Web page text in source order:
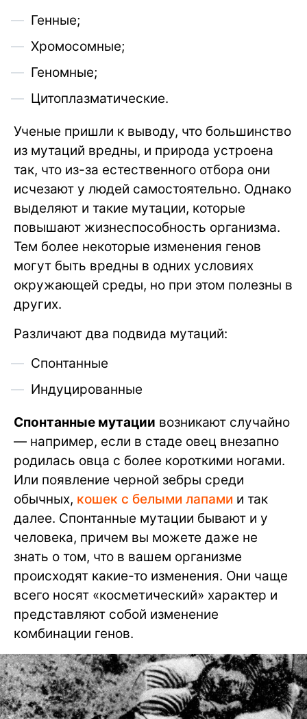
Генные;
Хромосомные;
Геномные;
Цитоплазматические.
Ученые пришли к выводу, что большинство
из мутаций вредны, и природа устроена
так, что из-за естественного отбора они
исчезают у людей самостоятельно. Однако
выделяют и такие мутации, которые
повышают жизнеспособность организма.
Тем более некоторые изменения генов
могут быть вредны в одних условиях
окружающей среды, но при этом полезны в
других.
Различают два подвида мутаций:
Спонтанные
Индуцированные
Спонтанные мутации возникают случайно
— например, если в стаде овец внезапно
родилась овца с более короткими ногами.
Или появление черной зебры среди
обычных, кошек с белыми лапами и так
далее. Спонтанные мутации бывают и у
человека, причем вы можете даже не
знать о том, что в вашем организме
происходят какие-то изменения. Они чаще
всего носят «косметический» характер и
представляют собой изменение
комбинации генов.